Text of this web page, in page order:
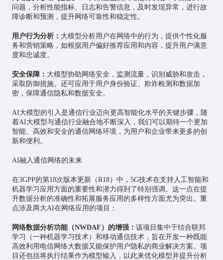
问题，分析性能指标、日志和告警信息，及时发现异常，进行故
障诊断和预测，提升网络可靠性和稳定性。
用户行为分析： 大模型分析用户在网络中的行为，提供个性化服
务和营销策略，如根据用户偏好推荐应用和内容，提升用户满意
度和忠诚度。
安全保障： 大模型协助网络安全，监测流量，识别威胁和攻击，
采取防御措施。还可应用于用户身份验证、欺诈检测和数据加
密，保障通信隐私和数据安全。
AI大模型的引入是通信行业迈向更高智能化水平的关键步骤，随
着AI大模型与通信行业融合地不断深入，我们可以期待一个更加
智能、高效和安全的通信网络环境，为用户和企业带来更多的创
新和便利。
AI融入通信网络的未来
在3GPP的第18次版本更新（R18）中，5G技术在支持人工智能和
机器学习应用方面的重要性和潜力得到了特别强调。这一点在提
升数据分析的准确性和拓展服务应用的多样性方面尤为突出。重
点涉及两大AI在网络应用的项目：
网络数据分析功能（NWDAF）的增强： 该项目集中于结合联邦
学习（一种机器学习技术）和移动通信技术，旨在开发一种既能
高效利用电信网络大数据又能保护用户隐私的商业解决方案。项
目还包括将执行结果作为模型输入，以此来优化模型并提升分析